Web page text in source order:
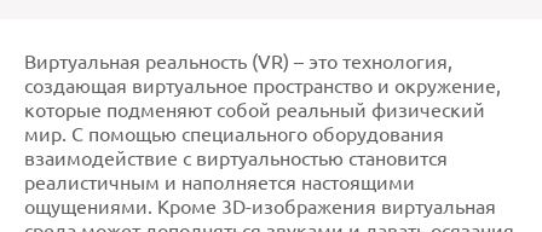
Виртуальная реальность (VR) – это технология,
создающая виртуальное пространство и окружение,
которые подменяют собой реальный физический
мир. С помощью специального оборудования
взаимодействие с виртуальностью становится
реалистичным и наполняется настоящими
ощущениями. Кроме 3D-изображения виртуальная